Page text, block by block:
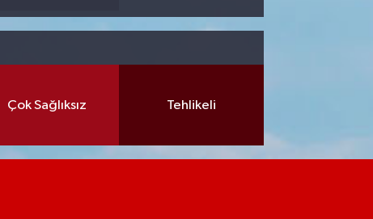
Çok Sağlıksız Tehlikeli